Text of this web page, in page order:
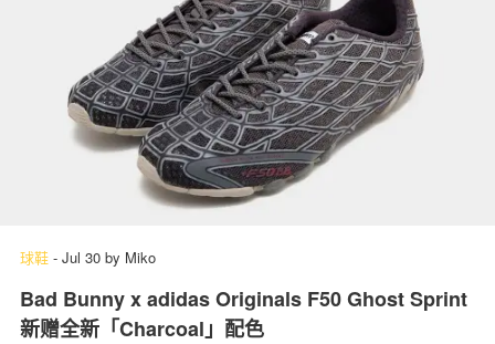
球鞋 - Jul 30 by Miko
Bad Bunny x adidas Originals F50 Ghost Sprint
新赠全新「Charcoal」配色